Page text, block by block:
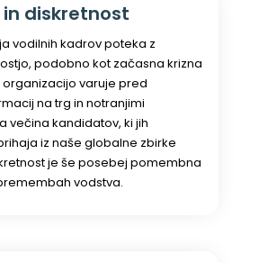
diskretnost
vodilnih kadrov poteka z
podobno kot začasna krizna
organizacijo varuje pred
na trg in notranjimi
večina kandidatov, ki jih
iz naše globalne zbirke
je še posebej pomembna
vodstva.